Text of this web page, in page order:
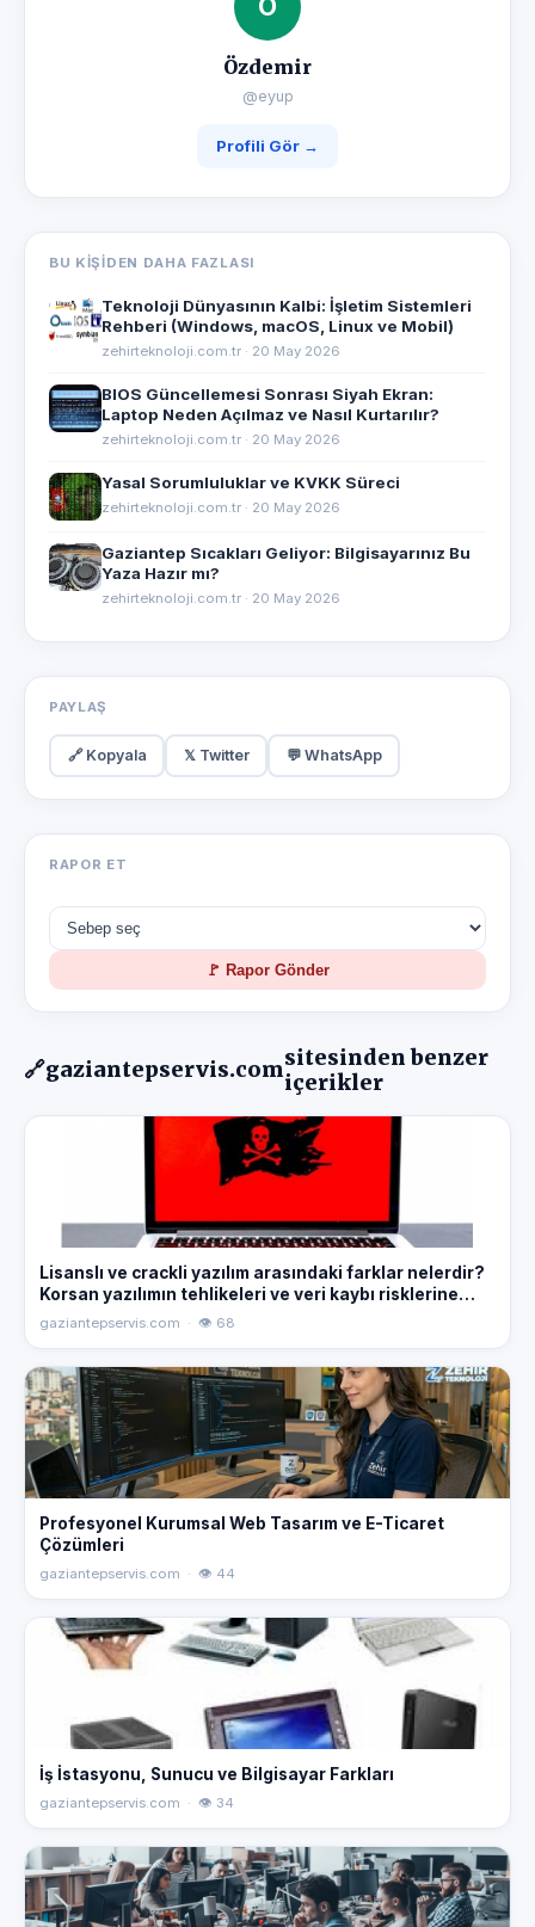
Ö
Özdemir
@eyup
Profili Gör →
BU KIŞIDEN DAHA FAZLASI
Teknoloji Dünyasının Kalbi: İşletim Sistemleri
Rehberi (Windows, macOS, Linux ve Mobil)
zehirteknoloji.com.tr · 20 May 2026
BIOS Güncellemesi Sonrası Siyah Ekran:
Laptop Neden Açılmaz ve Nasıl Kurtarılır?
zehirteknoloji.com.tr · 20 May 2026
Yasal Sorumluluklar ve KVKK Süreci
zehirteknoloji.com.tr · 20 May 2026
Gaziantep Sıcakları Geliyor: Bilgisayarınız Bu
Yaza Hazır mı?
zehirteknoloji.com.tr · 20 May 2026
PAYLAŞ
🔗 Kopyala 𝕏 Twitter 💬 WhatsApp
RAPOR ET
🚩 Rapor Gönder
🔗gaziantepservis.comsitesinden benzer
içerikler
Lisanslı ve crackli yazılım arasındaki farklar nelerdir?
Korsan yazılımın tehlikeleri ve veri kaybı risklerine
karşı bilmeniz gerekenler. Gaziantep bilgisayar teknik
gaziantepservis.com · 👁 68
Profesyonel Kurumsal Web Tasarım ve E-Ticaret
Çözümleri
gaziantepservis.com · 👁 44
İş İstasyonu, Sunucu ve Bilgisayar Farkları
gaziantepservis.com · 👁 34